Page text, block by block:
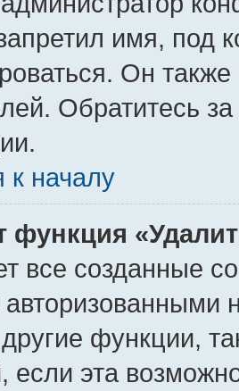
имя, под
Он
Обратитесь
к началу
функция
все созданные
авторизованными
функции,
если эта